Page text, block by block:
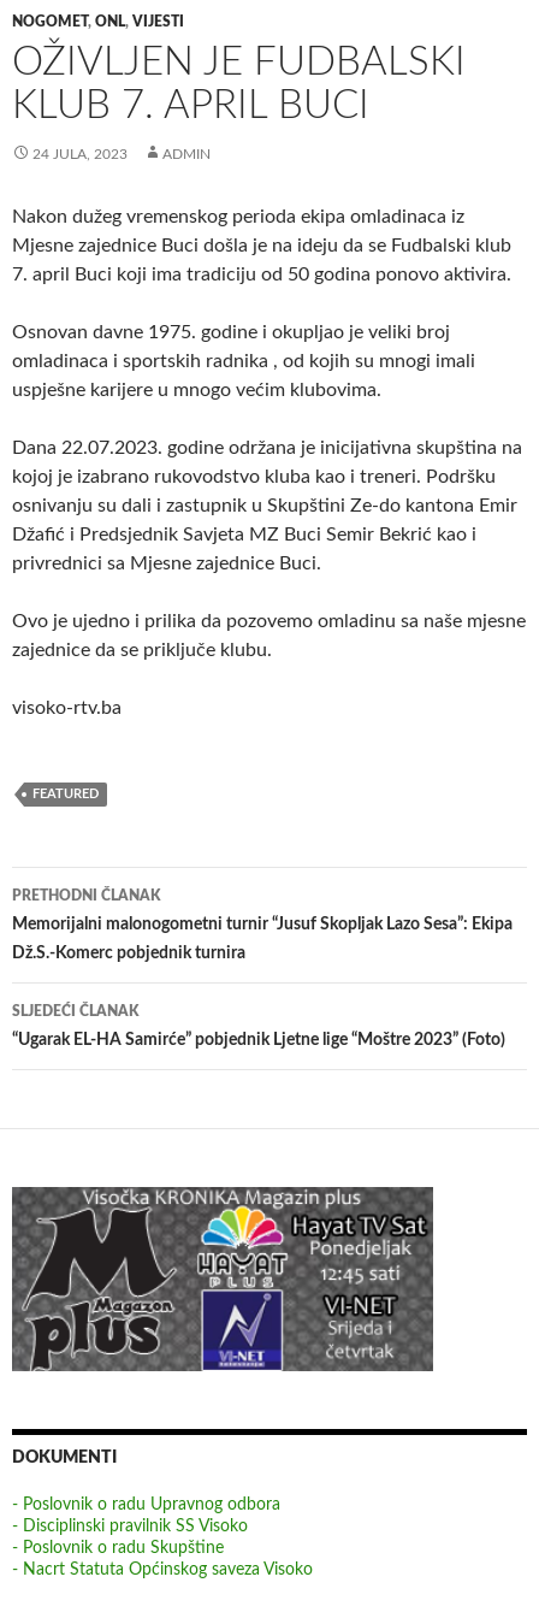
NOGOMET, ONL, VIJESTI
OŽIVLJEN JE FUDBALSKI
KLUB 7. APRIL BUCI
24 JULA, 2023 ADMIN
Nakon dužeg vremenskog perioda ekipa omladinaca iz
Mjesne zajednice Buci došla je na ideju da se Fudbalski klub
7. april Buci koji ima tradiciju od 50 godina ponovo aktivira.
Osnovan davne 1975. godine i okupljao je veliki broj
omladinaca i sportskih radnika , od kojih su mnogi imali
uspješne karijere u mnogo većim klubovima.
Dana 22.07.2023. godine održana je inicijativna skupština na
kojoj je izabrano rukovodstvo kluba kao i treneri. Podršku
osnivanju su dali i zastupnik u Skupštini Ze-do kantona Emir
Džafić i Predsjednik Savjeta MZ Buci Semir Bekrić kao i
privrednici sa Mjesne zajednice Buci.
Ovo je ujedno i prilika da pozovemo omladinu sa naše mjesne
zajednice da se priključe klubu.
visoko-rtv.ba
FEATURED
Navigacija
članaka
PRETHODNI ČLANAK
Memorijalni malonogometni turnir “Jusuf Skopljak Lazo Sesa”: Ekipa
Dž.S.-Komerc pobjednik turnira
SLJEDEĆI ČLANAK
“Ugarak EL-HA Samirće” pobjednik Ljetne lige “Moštre 2023” (Foto)
DOKUMENTI
- Poslovnik o radu Upravnog odbora
- Disciplinski pravilnik SS Visoko
- Poslovnik o radu Skupštine
- Nacrt Statuta Općinskog saveza Visoko